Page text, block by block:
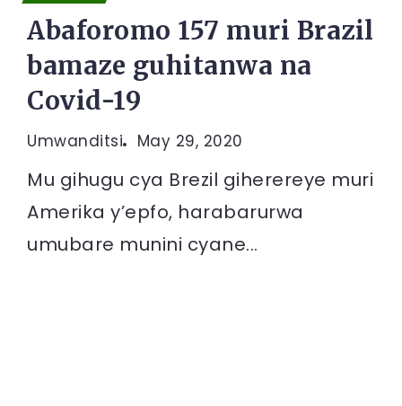
Abaforomo 157 muri Brazil
bamaze guhitanwa na
Covid-19
Umwanditsi May 29, 2020
Mu gihugu cya Brezil giherereye muri
Amerika y’epfo, harabarurwa
umubare munini cyane...